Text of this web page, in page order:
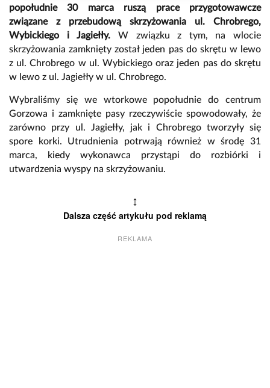
popołudnie 30 marca ruszą prace przygotowawcze
związane z przebudową skrzyżowania ul. Chrobrego,
Wybickiego i Jagiełły. W związku z tym, na wlocie
skrzyżowania zamknięty został jeden pas do skrętu w lewo
z ul. Chrobrego w ul. Wybickiego oraz jeden pas do skrętu
w lewo z ul. Jagiełły w ul. Chrobrego.
Wybraliśmy się we wtorkowe popołudnie do centrum
Gorzowa i zamknięte pasy rzeczywiście spowodowały, że
zarówno przy ul. Jagiełły, jak i Chrobrego tworzyły się
spore korki. Utrudnienia potrwają również w środę 31
marca, kiedy wykonawca przystąpi do rozbiórki i
utwardzenia wyspy na skrzyżowaniu.
↕
Dalsza część artykułu pod reklamą
REKLAMA